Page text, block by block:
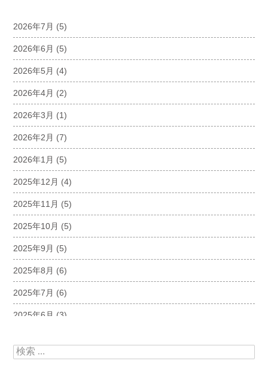
2026年7月 (5)
2026年6月 (5)
2026年5月 (4)
2026年4月 (2)
2026年3月 (1)
2026年2月 (7)
2026年1月 (5)
2025年12月 (4)
2025年11月 (5)
2025年10月 (5)
2025年9月 (5)
2025年8月 (6)
2025年7月 (6)
2025年6月 (3)
2025年4月(5)
検索: